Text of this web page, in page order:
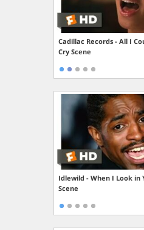
Cadillac Records - All I
Cry Scene
Idlewild - When I Look in
Scene